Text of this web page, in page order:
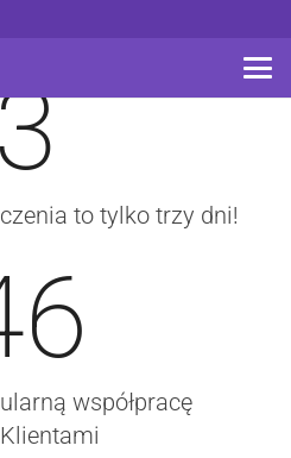
to tylko trzy dni!
współpracę